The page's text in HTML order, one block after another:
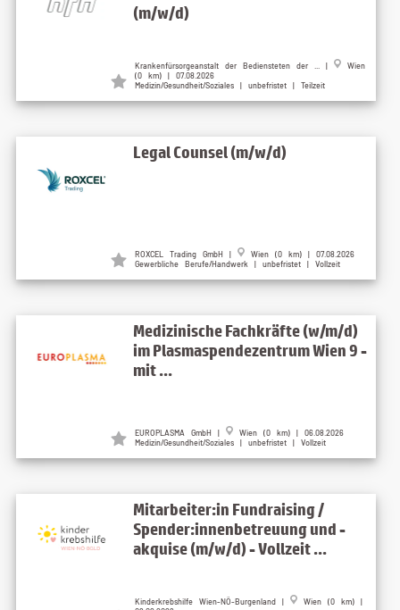
(m/w/d)
Krankenfürsorgeanstalt der Bediensteten der ... |
Wien
(0 km) | 07.08.2026
Medizin/Gesundheit/Soziales | unbefristet | Teilzeit
Legal Counsel (m/w/d)
ROXCEL Trading GmbH |
Wien (0 km) | 07.08.2026
Gewerbliche Berufe/Handwerk | unbefristet | Vollzeit
Medizinische Fachkräfte (w/m/d)
im Plasmaspendezentrum Wien 9 -
mit ...
EUROPLASMA GmbH |
Wien (0 km) | 06.08.2026
Medizin/Gesundheit/Soziales | unbefristet | Vollzeit
Mitarbeiter:in Fundraising /
Spender:innenbetreuung und -
akquise (m/w/d) - Vollzeit ...
Kinderkrebshilfe Wien-NÖ-Burgenland |
Wien (0 km) |